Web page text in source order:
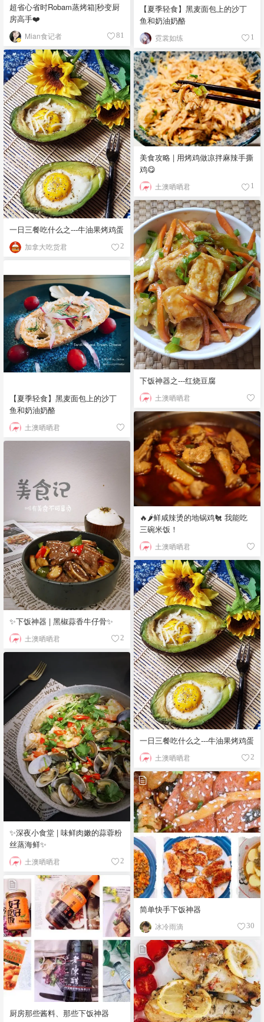
超省心省时Robam蒸烤箱|秒变厨
房高手❤️
Mian食记者 81
【夏季轻食】黑麦面包上的沙丁
鱼和奶油奶酪
霓裳如练 1
一日三餐吃什么之---牛油果烤鸡蛋
加拿大吃货君 2
美食攻略 | 用烤鸡做凉拌麻辣手撕
鸡😋
土澳晒晒君 1
下饭神器之---红烧豆腐
土澳晒晒君
【夏季轻食】黑麦面包上的沙丁
鱼和奶油奶酪
土澳晒晒君
🔥🌶️鲜咸辣烫的地锅鸡🐔 我能吃
三碗米饭！
土澳晒晒君
✨下饭神器 | 黑椒蒜香牛仔骨✨
土澳晒晒君 2
一日三餐吃什么之---牛油果烤鸡蛋
土澳晒晒君 2
✨深夜小食堂 | 味鲜肉嫩的蒜蓉粉
丝蒸海鲜✨
土澳晒晒君 2
简单快手下饭神器
冰冷雨滴 30
厨房那些酱料、那些下饭神器